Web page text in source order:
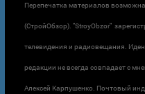
Перепечатка материалов
(СтройОбзор). "StroyObzor"
телевидения и радиовещания.
редакции не всегда совпадает с
Алексей Карпушенко. Почтовый